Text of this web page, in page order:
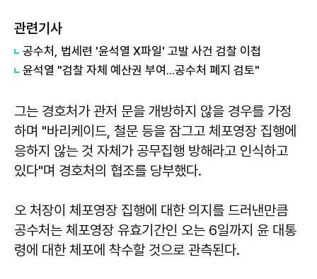
관련기사
공수처, 법세련 '윤석열 X파일' 고발 사건 검찰 이첩
윤석열 "검찰 자체 예산권 부여...공수처 폐지 검토"
그는 경호처가 관저 문을 개방하지 않을 경우를 가정
하며 "바리케이드, 철문 등을 잠그고 체포영장 집행에
응하지 않는 것 자체가 공무집행 방해라고 인식하고
있다"며 경호처의 협조를 당부했다.
오 처장이 체포영장 집행에 대한 의지를 드러낸만큼
공수처는 체포영장 유효기간인 오는 6일까지 윤 대통
령에 대한 체포에 착수할 것으로 관측된다.